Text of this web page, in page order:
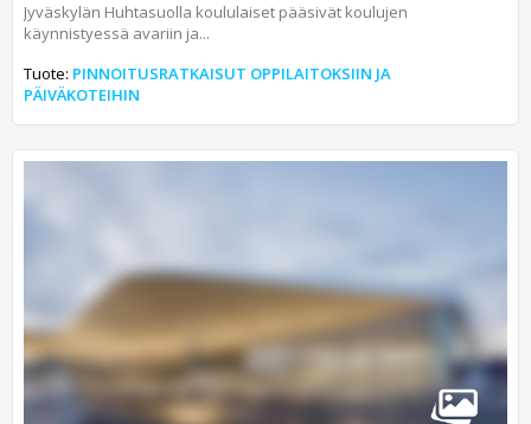
Jyväskylän Huhtasuolla koululaiset pääsivät koulujen
käynnistyessä avariin ja...
Tuote: PINNOITUSRATKAISUT OPPILAITOKSIIN JA
PÄIVÄKOTEIHIN